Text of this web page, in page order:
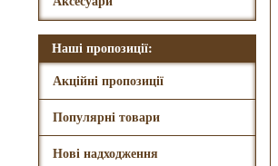
Наші пропозиції:
Акційні пропозиції
Популярні товари
Нові надходження